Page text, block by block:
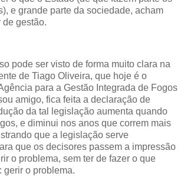
e grande parte da sociedade, acham
de gestão.
pode ser visto de forma muito clara na
de Tiago Oliveira, que hoje é o
para a Gestão Integrada de Fogos
amigo, fica feita a declaração de
da tal legislação aumenta quando
e diminui nos anos que correm mais
que a legislação serve
que os decisores passem a impressão
o problema, sem ter de fazer o que
gerir o problema.